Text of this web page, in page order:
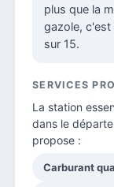
plus que la
gazole, c'est
sur 15.
SERVICES
La station
dans le
propose :
Carburant